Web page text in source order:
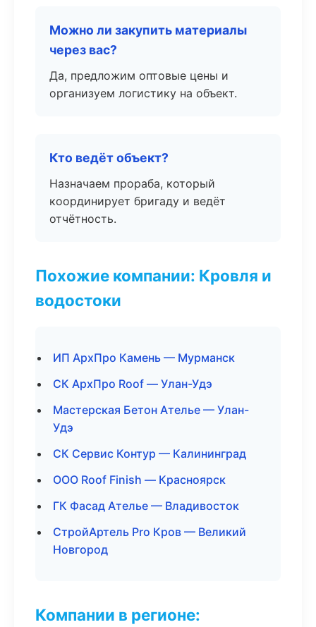
Можно ли закупить материалы
через вас?
Да, предложим оптовые цены и
организуем логистику на объект.
Кто ведёт объект?
Назначаем прораба, который
координирует бригаду и ведёт
отчётность.
Похожие компании: Кровля и
водостоки
ИП АрхПро Камень — Мурманск
СК АрхПро Roof — Улан-Удэ
Мастерская Бетон Ателье — Улан-
Удэ
СК Сервис Контур — Калининград
ООО Roof Finish — Красноярск
ГК Фасад Ателье — Владивосток
СтройАртель Pro Кров — Великий
Новгород
Компании в регионе: